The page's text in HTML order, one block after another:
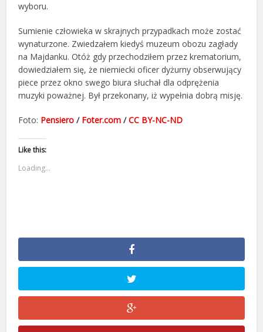
wyboru.
Sumienie człowieka w skrajnych przypadkach może zostać
wynaturzone. Zwiedzałem kiedyś muzeum obozu zagłady
na Majdanku. Otóż gdy przechodziłem przez krematorium,
dowiedziałem się, że niemiecki oficer dyżurny obserwujący
piece przez okno swego biura słuchał dla odprężenia
muzyki poważnej. Był przekonany, iż wypełnia dobrą misję.
Foto: Pensiero / Foter.com /CC BY-NC-ND
Like this:
Loading...